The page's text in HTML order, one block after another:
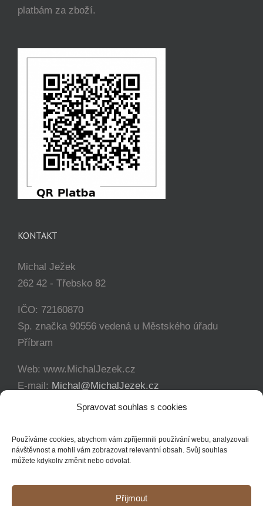
Spravovat souhlas s cookies
Používáme cookies, abychom vám zpříjemnili používání webu, analyzovali
návštěvnost a mohli vám zobrazovat relevantní obsah. Svůj souhlas
můžete kdykoliv změnit nebo odvolat.
Přijmout
platbám za zboží.
KONTAKT
Michal Ježek
262 42 - Třebsko 82
IČO: 72160870
Sp. značka 90556 vedená u Městského úřadu
Příbram
Web: www.MichalJezek.cz
E-mail: Michal@MichalJezek.cz
+420 777 346 649